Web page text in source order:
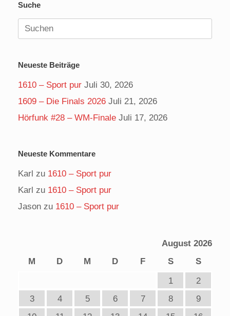
Suche
Suchen
nach:
Neueste Beiträge
1610 – Sport pur Juli 30, 2026
1609 – Die Finals 2026 Juli 21, 2026
Hörfunk #28 – WM-Finale Juli 17, 2026
Neueste Kommentare
Karl zu 1610 – Sport pur
Karl zu 1610 – Sport pur
Jason zu 1610 – Sport pur
August 2026
M
D M D F S
S
1
2
3
4 5 6 7 8
9